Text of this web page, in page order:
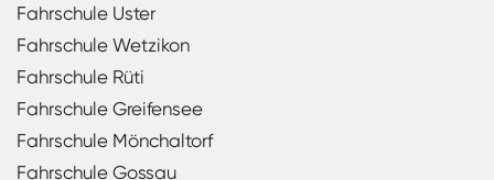
Fahrschule Uster
Fahrschule Wetzikon
Fahrschule Rüti
Fahrschule Greifensee
Fahrschule Mönchaltorf
Fahrschule Gossau